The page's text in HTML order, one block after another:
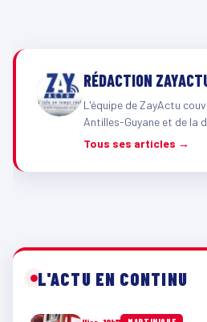
RÉDACTION
L'équipe de ZayActu
Antilles-Guyane et de la
Tous ses articles →
L'ACTU EN CONTINU